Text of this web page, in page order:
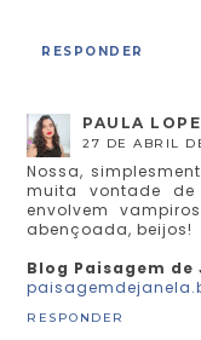
RESPONDER
PAULA
27 DE ABRIL
Nossa,
muita vontade
envolvem
abençoada, beijos!
Blog Paisagem de
RESPONDER